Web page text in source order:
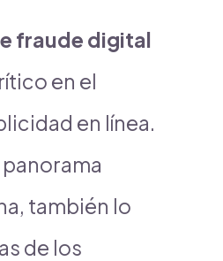
fraude digital
en el
en línea.
también lo
de los